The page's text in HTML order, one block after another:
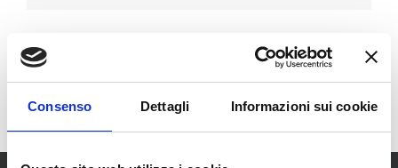
Consenso Dettagli Informazioni sui cookie